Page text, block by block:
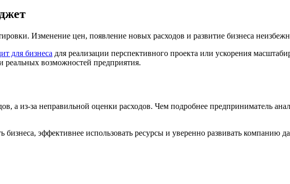
Изменение цен, появление новых расходов и развитие бизнеса
для бизнеса для реализации перспективного проекта или ускорения
возможностей предприятия.
а из-за неправильной оценки расходов. Чем подробнее предприниматель
бизнеса, эффективнее использовать ресурсы и уверенно развивать компанию